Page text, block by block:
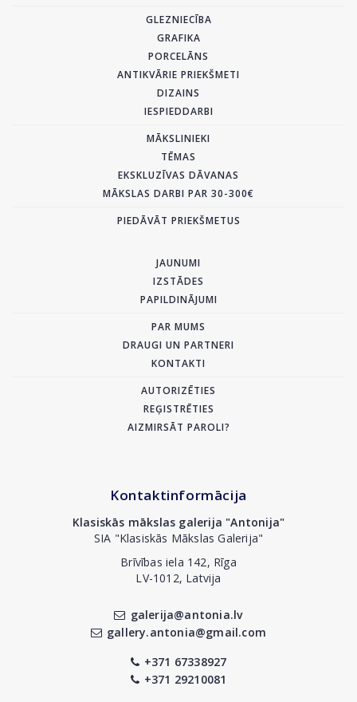
GLEZNIECĪBA
GRAFIKA
PORCELĀNS
ANTIKVĀRIE PRIEKŠMETI
DIZAINS
IESPIEDDARBI
MĀKSLINIEKI
TĒMAS
EKSKLUZĪVAS DĀVANAS
MĀKSLAS DARBI PAR 30-300€
PIEDĀVĀT PRIEKŠMETUS
JAUNUMI
IZSTĀDES
PAPILDINĀJUMI
PAR MUMS
DRAUGI UN PARTNERI
KONTAKTI
AUTORIZĒTIES
REĢISTRĒTIES
AIZMIRSĀT PAROLI?
Kontaktinformācija
Klasiskās mākslas galerija "Antonija"
SIA "Klasiskās Mākslas Galerija"
Brīvības iela 142, Rīga
LV-1012, Latvija
galerija@antonia.lv
gallery.antonia@gmail.com
+371 67338927
+371 29210081